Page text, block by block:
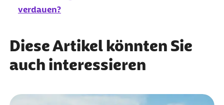
verdauen?
Diese Artikel könnten Sie
auch interessieren